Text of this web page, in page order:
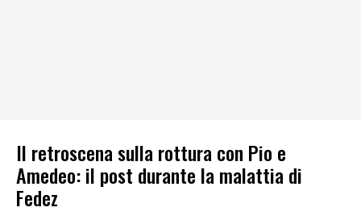
Il retroscena sulla rottura con Pio e
Amedeo: il post durante la malattia di
Fedez